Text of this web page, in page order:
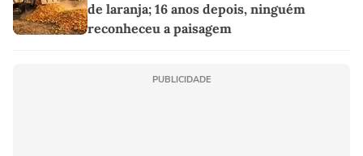
de laranja; 16 anos depois, ninguém
reconheceu a paisagem
PUBLICIDADE